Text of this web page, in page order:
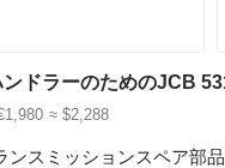
≈ $2,288
ンスミッションスペア部品